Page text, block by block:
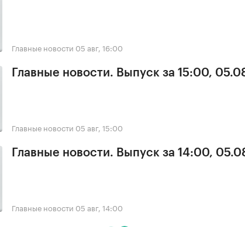
Главные новости 05 авг, 16:00
Главные новости. Выпуск за 15:00,
Главные новости 05 авг, 15:00
Главные новости. Выпуск за 14:00,
Главные новости 05 авг, 14:00